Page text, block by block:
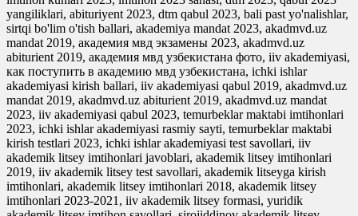
yangiliklari, abituriyent 2023, dtm qabul 2023, bali past yo'nalishlar,
sirtqi bo'lim o'tish ballari, akademiya mandat 2023, akadmvd.uz
mandat 2019, академия мвд экзамены 2023, akadmvd.uz
abiturient 2019, академия мвд узбекистана фото, iiv akademiyasi,
как поступить в академию мвд узбекистана, ichki ishlar
akademiyasi kirish ballari, iiv akademiyasi qabul 2019, akadmvd.uz
mandat 2019, akadmvd.uz abiturient 2019, akadmvd.uz mandat
2023, iiv akademiyasi qabul 2023, temurbeklar maktabi imtihonlari
2023, ichki ishlar akademiyasi rasmiy sayti, temurbeklar maktabi
kirish testlari 2023, ichki ishlar akademiyasi test savollari, iiv
akademik litsey imtihonlari javoblari, akademik litsey imtihonlari
2019, iiv akademik litsey test savollari, akademik litseyga kirish
imtihonlari, akademik litsey imtihonlari 2018, akademik litsey
imtihonlari 2023-2021, iiv akademik litsey formasi, yuridik